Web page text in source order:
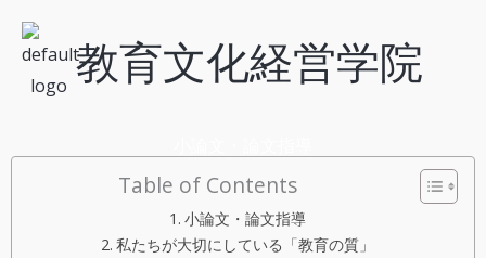
教育文化経営学院
Table of Contents
小論文・論文指導
私たちが大切にしている「教育の質」